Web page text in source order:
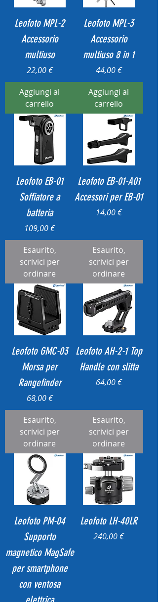
Leofoto MPL-2
Accessorio
multiuso
Prezzo
22,00 €
Aggiungi al
carrello
Leofoto MPL-3
Accessorio
multiuso 8 in 1
Prezzo
44,00 €
Aggiungi al
carrello
Leofoto EB-01
Soffiatore a
batteria
Prezzo
109,00 €
Esaurito,
scrivici per
ordinare
Leofoto EB-01-A01
Accessori per EB-01
Prezzo
14,00 €
Esaurito,
scrivici per
ordinare
Leofoto GMC-03
Morsa per
Rangefinder
Prezzo
68,00 €
Esaurito,
scrivici per
ordinare
Leofoto AH-2-1 Top
Handle con slitta
Prezzo
64,00 €
Esaurito,
scrivici per
ordinare
Leofoto PM-04
Supporto
magnetico MagSafe
per smartphone
con ventosa
Leofoto LH-40LR
Prezzo
240,00 €